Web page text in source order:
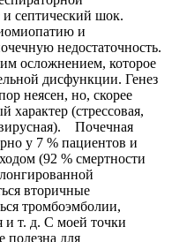
и септический шок.
и
недостаточность.
осложнением, которое
дисфункции. Генез
неясен, но, скорее
характер (стрессовая,
Почечная
у 7 % пациентов и
(92 % смертности
вторичные
тромбоэмболии,
и т. д. С моей точки
полезна для